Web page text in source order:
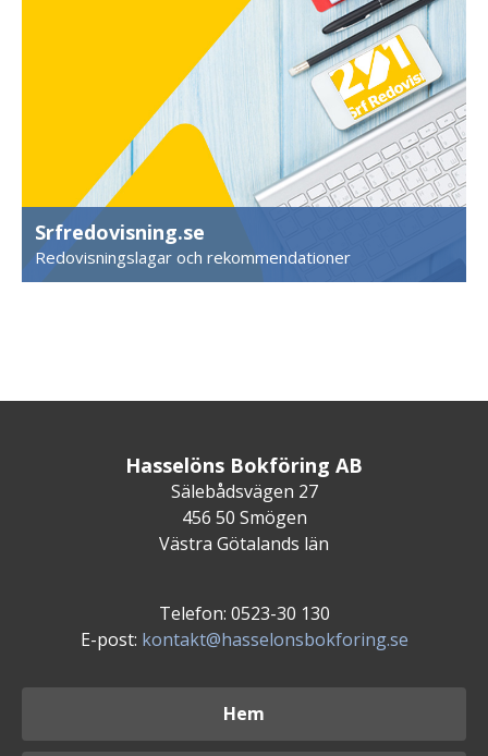
Srfredovisning.se
Redovisningslagar och rekommendationer
Hasselöns Bokföring AB
Sälebådsvägen 27
456 50 Smögen
Västra Götalands län
Telefon: 0523-30 130
E-post: kontakt@hasselonsbokforing.se
Hem